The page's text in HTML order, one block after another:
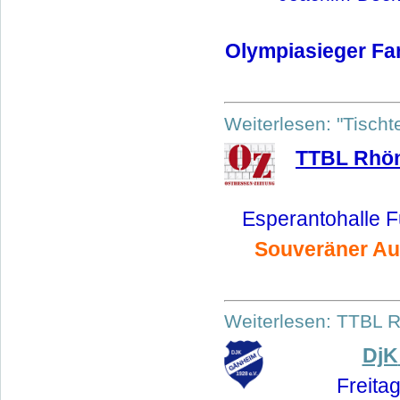
Olympiasieger
Weiterlesen:
TTBL
Esperantohalle
Souveräner
Weiterlesen: TTBL
DjK